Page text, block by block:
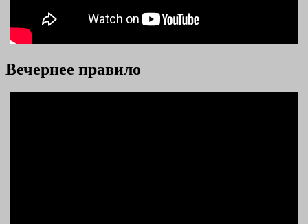
Вечернее правило